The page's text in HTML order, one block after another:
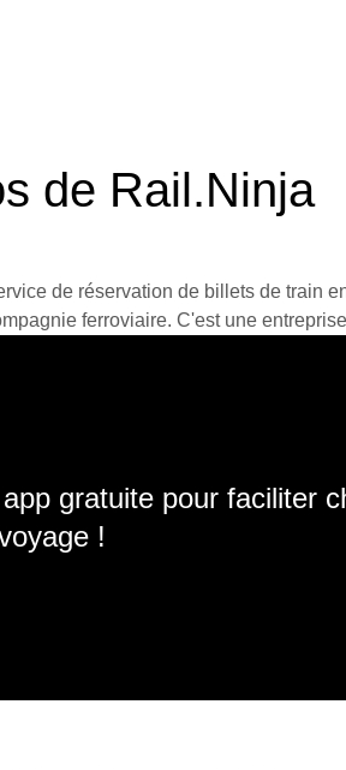
de Rail.Ninja
de réservation de billets de train
ferroviaire. C'est une
gratuite pour faciliter
!